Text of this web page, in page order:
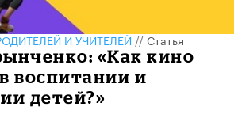
И УЧИТЕЛЕЙ//Статья
«Как кино
воспитании и
детей?»